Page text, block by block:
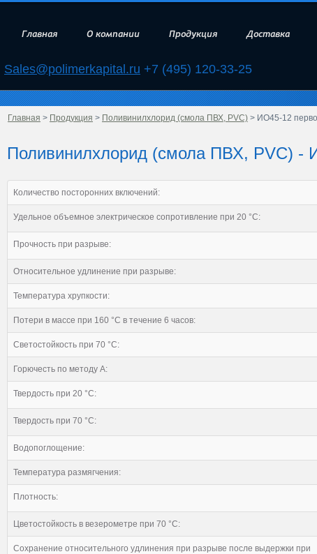
+7 (495) 120-33-25
Sales@polimerkapital.ru
Главная О компании Продукция Доставка
Главная > Продукция > Поливинилхлорид (смола ПВХ, PVC) > ИО45-12
Поливинилхлорид (смола ПВХ, PVC) -
Количество посторонних включений:
Удельное объемное электрическое сопротивление при 20 °С:
Прочность при разрыве:
Относительное удлинение при разрыве:
Температура хрупкости:
Потери в массе при 160 °С в течение 6 часов:
Светостойкость при 70 °С:
Горючесть по методу А:
Твердость при 20 °С:
Твердость при 70 °С:
Водопоглощение:
Температура размягчения:
Плотность:
Цветостойкость в везерометре при 70 °С:
Сохранение относительного удлинения при разрыве после выдержки при